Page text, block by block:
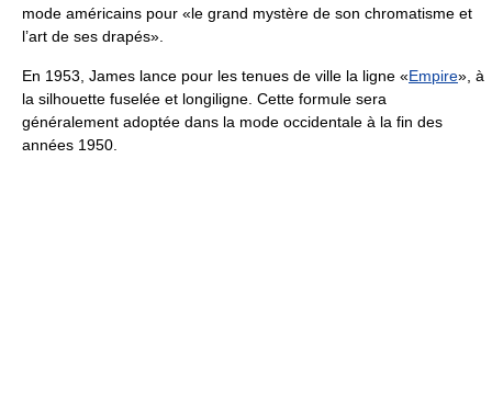
mode américains pour «le grand mystère de son chromatisme et
l’art de ses drapés».
En 1953, James lance pour les tenues de ville la ligne «Empire», à
la silhouette fuselée et longiligne. Cette formule sera
généralement adoptée dans la mode occidentale à la fin des
années 1950.